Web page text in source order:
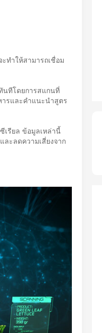
ทำให้สามารถเชื่อม
นทีโดยการสแกนที่
ารและคำแนะนำสูตร
เรียล ข้อมูลเหล่านี้
ะลดความเสี่ยงจาก